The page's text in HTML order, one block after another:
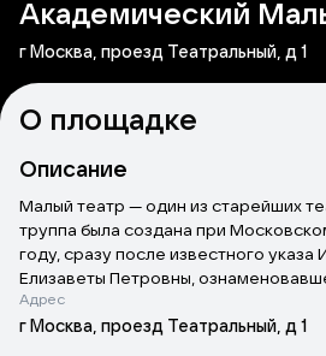
Академический
г Москва, проезд Театральный, д 1
О площадке
Описание
Малый театр — один из старейших
труппа была создана при
году, сразу после известного
Елизаветы Петровны,
профессионального театра в нашей
ныне учредить Русский для
Адрес
г Москва, проезд Театральный, д 1